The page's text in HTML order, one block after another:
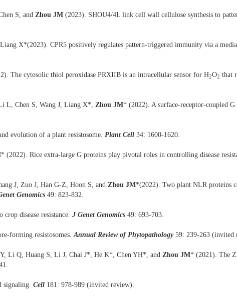
S, and Zhou JM (2023). SHOU4/4L link cell wall cellulose synthesis to
X*(2023). CPR5 positively regulates pattern‐triggered immunity via a
The cytosolic thiol peroxidase PRXIIB is an intracellular sensor for H2O2 that
L, Chen S, Wang J, Liang X*, Zhou JM* (2022). A surface-receptor-coupled
evolution of a plant resistosome. Plant Cell 34: 1600-1620.
* (2022). Rice extra-large G proteins play pivotal roles in controlling disease
J, Zuo J, Han G-Z, Hoon S, and Zhou JM*(2022). Two plant NLR proteins
Genomics 49: 823-832.
disease resistance. J Genet Genomics 49: 693-703.
forming resistosomes.Annual Review of Phytopathology59: 239-263 (invited
Li Q, Huang S, Li J, Chai J*, He K*, Chen YH*, and Zhou JM* (2021). The
signaling. Cell 181: 978-989 (invited review).